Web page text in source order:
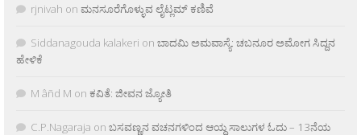
rjnivah on ಮನಸೂರೆಗೊಳ್ಳುವ ಲೈಟ್ಲಮ್ ಕಣಿವೆ
Siddanagouda kalakeri on ಬಾದಮಿ ಅಮವಾಸ್ಯೆ: ಚಬನೂರ ಅಮೋಗ ಸಿದ್ದನ
ಹೇಳಿಕೆ
M âñd M on ಕವಿತೆ: ಜೀವನ ಜ್ಯೋತಿ
C.P.Nagaraja on ಬಸವಣ್ಣನ ವಚನಗಳಿಂದ ಆಯ್ದ ಸಾಲುಗಳ ಓದು – 13ನೆಯ